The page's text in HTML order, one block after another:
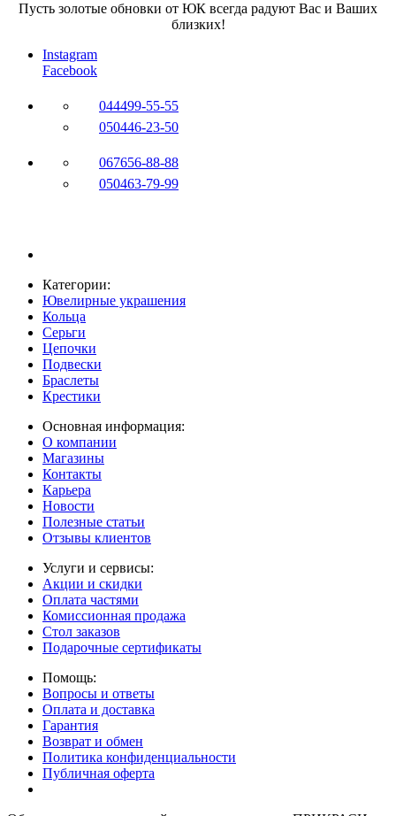
Пусть золотые обновки от ЮК всегда радуют Вас и Ваших
близких!
Instagram
Facebook
044499-55-55
050446-23-50
067656-88-88
050463-79-99
Категории:
Ювелирные украшения
Кольца
Серьги
Цепочки
Подвески
Браслеты
Крестики
Основная информация:
О компании
Магазины
Контакты
Карьера
Новости
Полезные статьи
Отзывы клиентов
Услуги и сервисы:
Акции и скидки
Оплата частями
Комиссионная продажа
Стол заказов
Подарочные сертификаты
Помощь:
Вопросы и ответы
Оплата и доставка
Гарантия
Возврат и обмен
Политика конфиденциальности
Публичная оферта